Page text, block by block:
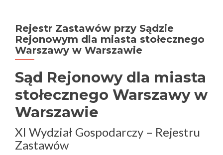
Rejestr Zastawów przy Sądzie
Rejonowym dla miasta stołecznego
Warszawy w Warszawie
Sąd Rejonowy dla miasta
stołecznego Warszawy w
Warszawie
XI Wydział Gospodarczy – Rejestru
Zastawów